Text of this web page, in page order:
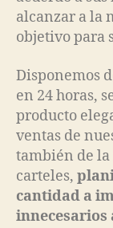
alcanzar a la
objetivo para
Disponemos
en 24 horas,
producto
ventas de
también de
carteles,
cantidad a
innecesarios